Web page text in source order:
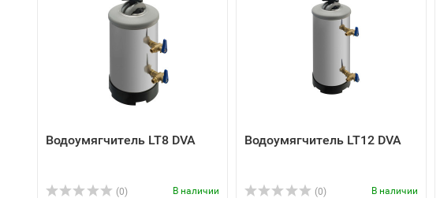
Водоумягчитель LT8 DVA
(0) В наличии
Водоумягчитель LT12 DVA
(0) В наличии